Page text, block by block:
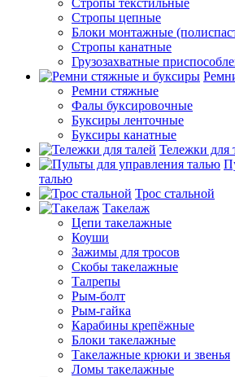
Стропы текстильные
Стропы цепные
Блоки монтажные
Стропы канатные
Грузозахватные
Ремни стяжные
Фалы буксировочные
Буксиры ленточные
Буксиры канатные
Тележки для
талью
Трос стальной
Такелаж
Цепи такелажные
Коуши
Зажимы для тросов
Скобы такелажные
Талрепы
Рым-болт
Рым-гайка
Карабины крепёжные
Блоки такелажные
Такелажные крюки и звенья
Ломы такелажные